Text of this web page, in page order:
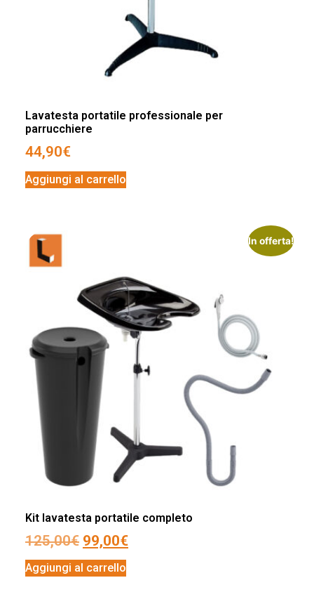
Lavatesta portatile professionale per
parrucchiere
44,90€
Aggiungi al carrello
In offerta!
Kit lavatesta portatile completo
125,00€ 99,00€
Aggiungi al carrello